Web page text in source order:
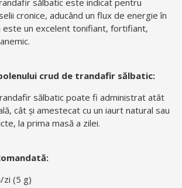
sălbatic este indicat pentru
cronice, aducând un flux de energie în
este un excelent tonifiant, fortifiant,
crud de trandafir sălbatic:
sălbatic poate fi administrat atât
cât și amestecat cu un iaurt natural sau
la prima masă a zilei.
zi (5 g)